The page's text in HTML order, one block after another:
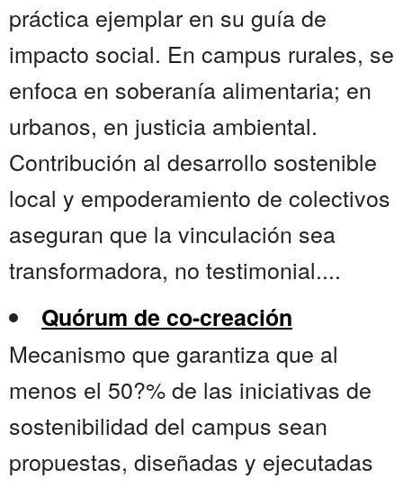
práctica ejemplar en su guía de
impacto social. En campus rurales, se
enfoca en soberanía alimentaria; en
urbanos, en justicia ambiental.
Contribución al desarrollo sostenible
local y empoderamiento de colectivos
aseguran que la vinculación sea
transformadora, no testimonial....
Quórum de co-creación
Mecanismo que garantiza que al
menos el 50?% de las iniciativas de
sostenibilidad del campus sean
propuestas, diseñadas y ejecutadas